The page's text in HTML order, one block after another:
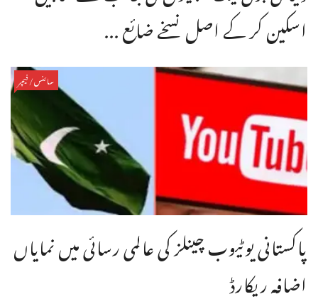
اسکین کر کے اصل نسخے ضائع ...
سائنس/فیچر
پاکستانی یوٹیوب چینلز کی عالمی رسائی میں نمایاں
اضافہ ریکارڈ